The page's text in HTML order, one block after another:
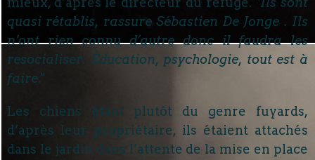
quasi rétablis, rassure Sébastien De Jonge . Ils
n’ont rien connu d’autre donc il faudra les
resocialiser. Éducation, psychologie, tout est à
faire."
Les chiens étant plutôt du genre fuyards,
d’après leur propriétaire, ils étaient attachés
dans le jardin dans l’attente de la mise en place